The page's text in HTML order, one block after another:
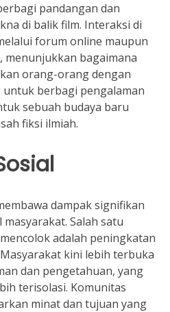
pandangan dan
di balik film. Interaksi di
forum online maupun
menunjukkan bagaimana
orang-orang dengan
berbagi pengalaman
sebuah budaya baru
fiksi ilmiah.
dampak signifikan
Salah satu
adalah peningkatan
kini lebih terbuka
dan pengetahuan, yang
terisolasi. Komunitas
minat dan tujuan yang